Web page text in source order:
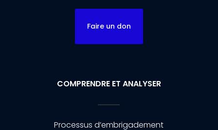
Faire un don
COMPRENDRE ET ANALYSER
Processus d’embrigadement